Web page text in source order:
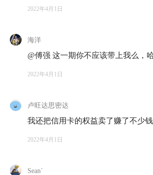
程吗？
你需要花更多？
是不是已经过时了？
43:37有良好的信用记录，意味着未来
的贷款利率吗？
2022年4月1日
海洋
@傅强 这一期你不应该带上我么，
2022年4月1日
卢旺达思密达
我还把信用卡的权益卖了赚了不少
2022年4月1日
Sean`